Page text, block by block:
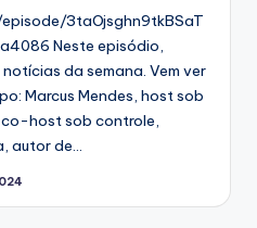
3taOjsghn9tkBSaT
Neste episódio,
da semana. Vem ver
Marcus Mendes, host sob
host sob controle,
autor de…